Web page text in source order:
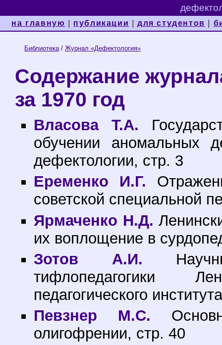
на главную публикации |для студентов
Библиотека/Журнал «Дефектология»
Содержание
за 1970 год
Власова Т.А.
обучении аномальных
дефектологии, стр. 3
Еременко И.Г.
советской специальной
Ярмаченко Н.Д.
их воплощение в
Зотов А.И.
тифлопедагогики
педагогического
Певзнер М.С.
олигофрении, стр. 40